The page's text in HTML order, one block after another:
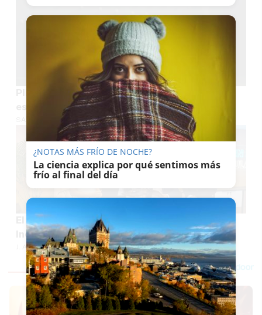
Plinko en España cómo jugar seguro y con
estrategia
SARA GUERRA
El Clúster Marítimo Naval de Cádiz se muda a
Incubazul, la incubadora azul de Zona Franca
J. A. ARMARIO
¿NOTAS MÁS FRÍO DE NOCHE?
La ciencia explica por qué sentimos más
frío al final del día